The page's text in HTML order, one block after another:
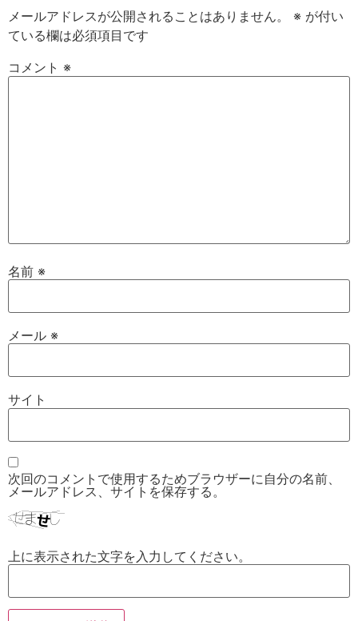
メールアドレスが公開されることはありません。 ※ が付い
ている欄は必須項目です
コメント ※
名前 ※
メール ※
サイト
次回のコメントで使用するためブラウザーに自分の名前、
メールアドレス、サイトを保存する。
上に表示された文字を入力してください。